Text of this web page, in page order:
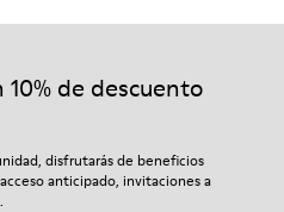
10% de descuento
disfrutarás de beneficios
anticipado, invitaciones a